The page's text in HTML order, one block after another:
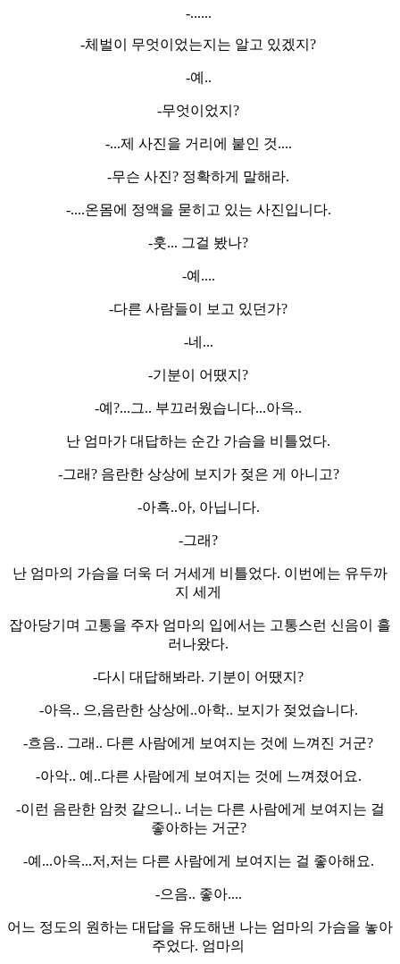
-......
-체벌이 무엇이었는지는 알고 있겠지?
-예..
-무엇이었지?
-...제 사진을 거리에 붙인 것....
-무슨 사진? 정확하게 말해라.
-....온몸에 정액을 묻히고 있는 사진입니다.
-훗... 그걸 봤나?
-예....
-다른 사람들이 보고 있던가?
-네...
-기분이 어땠지?
-예?...그.. 부끄러웠습니다...아윽..
난 엄마가 대답하는 순간 가슴을 비틀었다.
-그래? 음란한 상상에 보지가 젖은 게 아니고?
-아흑..아, 아닙니다.
-그래?
난 엄마의 가슴을 더욱 더 거세게 비틀었다. 이번에는 유두까
지 세게
잡아당기며 고통을 주자 엄마의 입에서는 고통스런 신음이 흘
러나왔다.
-다시 대답해봐라. 기분이 어땠지?
-아윽.. 으,음란한 상상에..아학.. 보지가 젖었습니다.
-흐음.. 그래.. 다른 사람에게 보여지는 것에 느껴진 거군?
-아악.. 예..다른 사람에게 보여지는 것에 느껴졌어요.
-이런 음란한 암컷 같으니.. 너는 다른 사람에게 보여지는 걸
좋아하는 거군?
-예...아윽...저,저는 다른 사람에게 보여지는 걸 좋아해요.
-으음.. 좋아....
어느 정도의 원하는 대답을 유도해낸 나는 엄마의 가슴을 놓아
주었다. 엄마의